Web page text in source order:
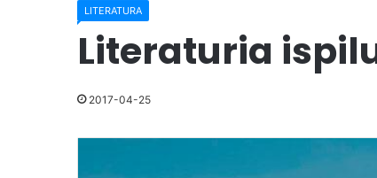
LITERATURA
Literaturia
2017-04-25